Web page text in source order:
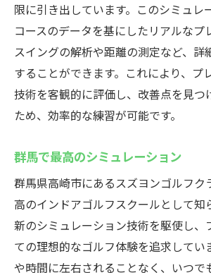
限に引き出しています。このシミュレ
コースのデータを基にしたリアルなプ
スイングの解析や距離の測定など、詳
することができます。これにより、プ
技術を客観的に評価し、改善点を見つ
ため、効率的な練習が可能です。
群馬で最高のシミュレーション
群馬県高崎市にあるスズヨンゴルフク
高のインドアゴルフスクールとして知
新のシミュレーション技術を駆使し、
ての理想的なゴルフ体験を追求してい
や時間に左右されることなく、いつで